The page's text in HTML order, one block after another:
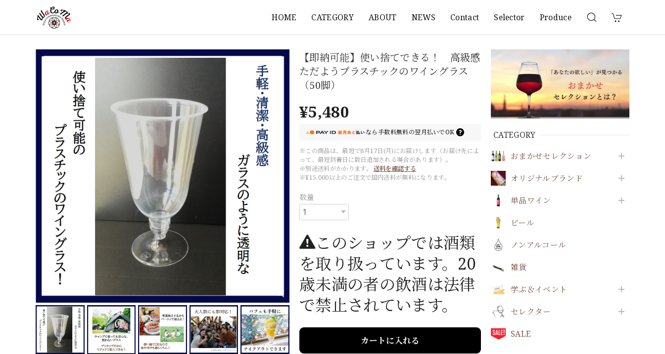
HOME CATEGORY ABOUT NEWS Contact Selector Produce
CATEGORY
おまかせセレクション
オリジナルブランド
単品ワイン
ビール
ノンアルコール
雑貨
学ぶ＆イベント
セレクター
SALE
【即納可能】使い捨てできる！ 高級感
ただようプラスチックのワイングラス
（50脚）
¥5,480
なら手数料無料の翌月払いでOK
※この商品は、最短で8月17日(月)にお届けします（お届け先によ
って、最短到着日に数日追加される場合があります）。
※別途送料がかかります。
送料を確認する
※¥15,000以上のご注文で国内送料が無料になります。
数量
このショップでは酒類
を取り扱っています。20
歳未満の者の飲酒は法律
で禁止されています。
カートに入れる